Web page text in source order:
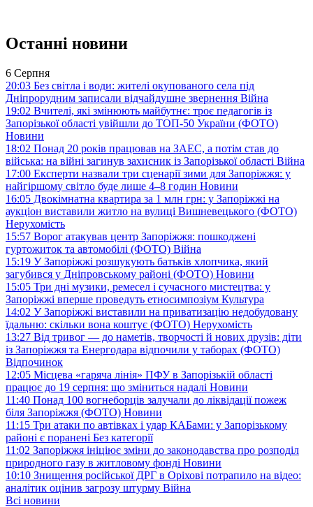
Останні новини
6 Серпня
20:03 Без світла і води: жителі окупованого села під
Дніпрорудним записали відчайдушне звернення Війна
19:02 Вчителі, які змінюють майбутнє: троє педагогів із
Запорізької області увійшли до ТОП-50 України (ФОТО)
Новини
18:02 Понад 20 років працював на ЗАЕС, а потім став до
війська: на війні загинув захисник із Запорізької області Війна
17:00 Експерти назвали три сценарії зими для Запоріжжя: у
найгіршому світло буде лише 4–8 годин Новини
16:05 Двокімнатна квартира за 1 млн грн: у Запоріжжі на
аукціон виставили житло на вулиці Вишневецького (ФОТО)
Нерухомість
15:57 Ворог атакував центр Запоріжжя: пошкоджені
гуртожиток та автомобілі (ФОТО) Війна
15:19 У Запоріжжі розшукують батьків хлопчика, який
загубився у Дніпровському районі (ФОТО) Новини
15:05 Три дні музики, ремесел і сучасного мистецтва: у
Запоріжжі вперше проведуть етносимпозіум Культура
14:02 У Запоріжжі виставили на приватизацію недобудовану
їдальню: скільки вона коштує (ФОТО) Нерухомість
13:27 Від тривог — до наметів, творчості й нових друзів: діти
із Запоріжжя та Енергодара відпочили у таборах (ФОТО)
Відпочинок
12:05 Місцева «гаряча лінія» ПФУ в Запорізькій області
працює до 19 серпня: що зміниться надалі Новини
11:40 Понад 100 вогнеборців залучали до ліквідації пожеж
біля Запоріжжя (ФОТО) Новини
11:15 Три атаки по автівках і удар КАБами: у Запорізькому
районі є поранені Без категорії
11:02 Запоріжжя ініціює зміни до законодавства про розподіл
природного газу в житловому фонді Новини
10:10 Знищення російської ДРГ в Оріхові потрапило на відео:
аналітик оцінив загрозу штурму Війна
Всі новини